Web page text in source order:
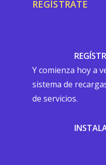
REGÍSTRATE
Y comienza hoy a
sistema de
de servicios.